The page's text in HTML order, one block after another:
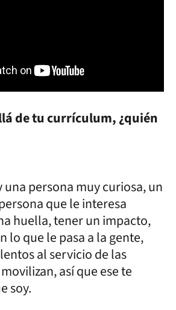
de tu currículum, ¿quién
una persona muy curiosa, un
que le interesa
huella, tener un impacto,
lo que le pasa a la gente,
al servicio de las
así que ese te
soy.